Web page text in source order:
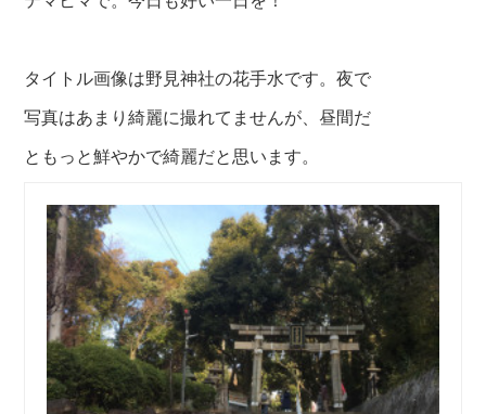
タイトル画像は野見神社の花手水です。夜で
写真はあまり綺麗に撮れてませんが、昼間だ
ともっと鮮やかで綺麗だと思います。